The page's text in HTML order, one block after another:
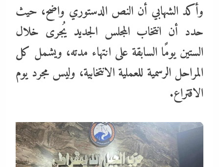
وأكد الشهابي أن النص الدستوري واضح، حيث
حدد أن انتخاب المجلس الجديد يُجرى خلال
الستين يومًا السابقة على انتهاء مدته، ويشمل كل
المراحل الرسمية للعملية الانتخابية، وليس مجرد يوم
الاقتراع.